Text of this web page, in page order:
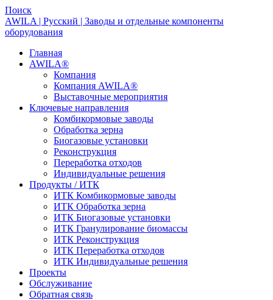
Поиск
AWILA | Русский | Заводы и отдельные компоненты
оборудования
Главная
AWILA®
Компания
Компания AWILA®
Выставочные мероприятия
Ключевые направления
Комбикормовые заводы
Обработка зерна
Биогазовые установки
Реконструкция
Переработка отходов
Индивидуальные решения
Продукты / ИТК
ИТК Комбикормовые заводы
ИТК Обработка зерна
ИТК Биогазовые установки
ИТК Гранулирование биомассы
ИТК Реконструкция
ИТК Переработка отходов
ИТК Индивидуальные решения
Проекты
Обслуживание
Обратная связь